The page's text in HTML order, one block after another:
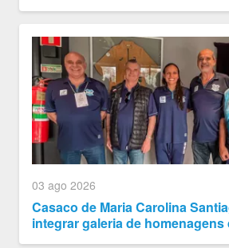
03 ago 2026
Casaco de Maria Carolina
integrar galeria de homenagens